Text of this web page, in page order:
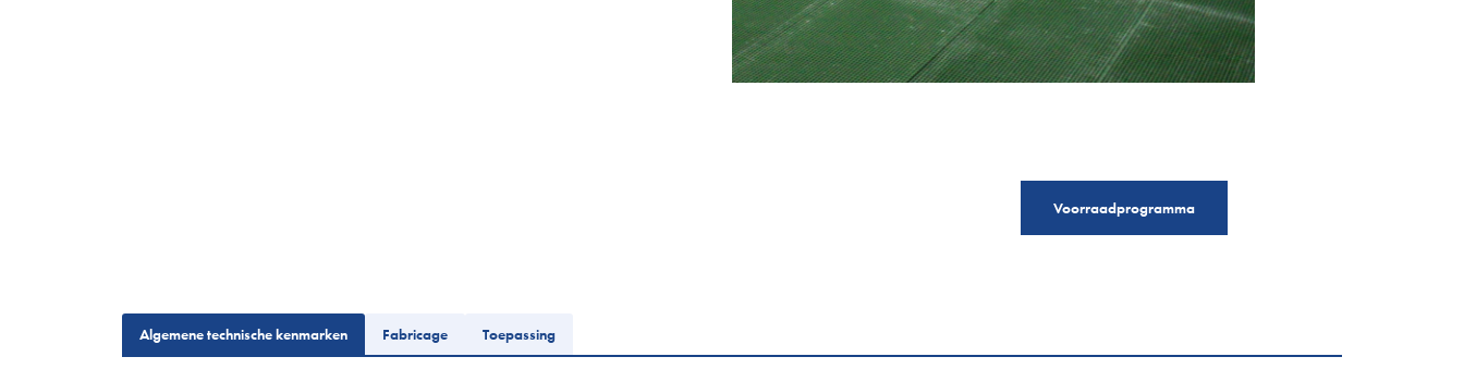
Voorraadprogramma
Algemene technische kenmarken Fabricage Toepassing